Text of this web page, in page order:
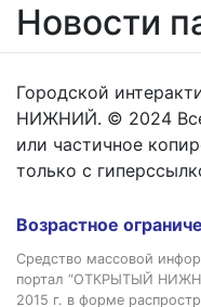
Новости
Городской
НИЖНИЙ. © 2024
или частичное
только с
Возрастное
Средство массовой
портал “ОТКРЫТЫЙ
2015 г. в форме